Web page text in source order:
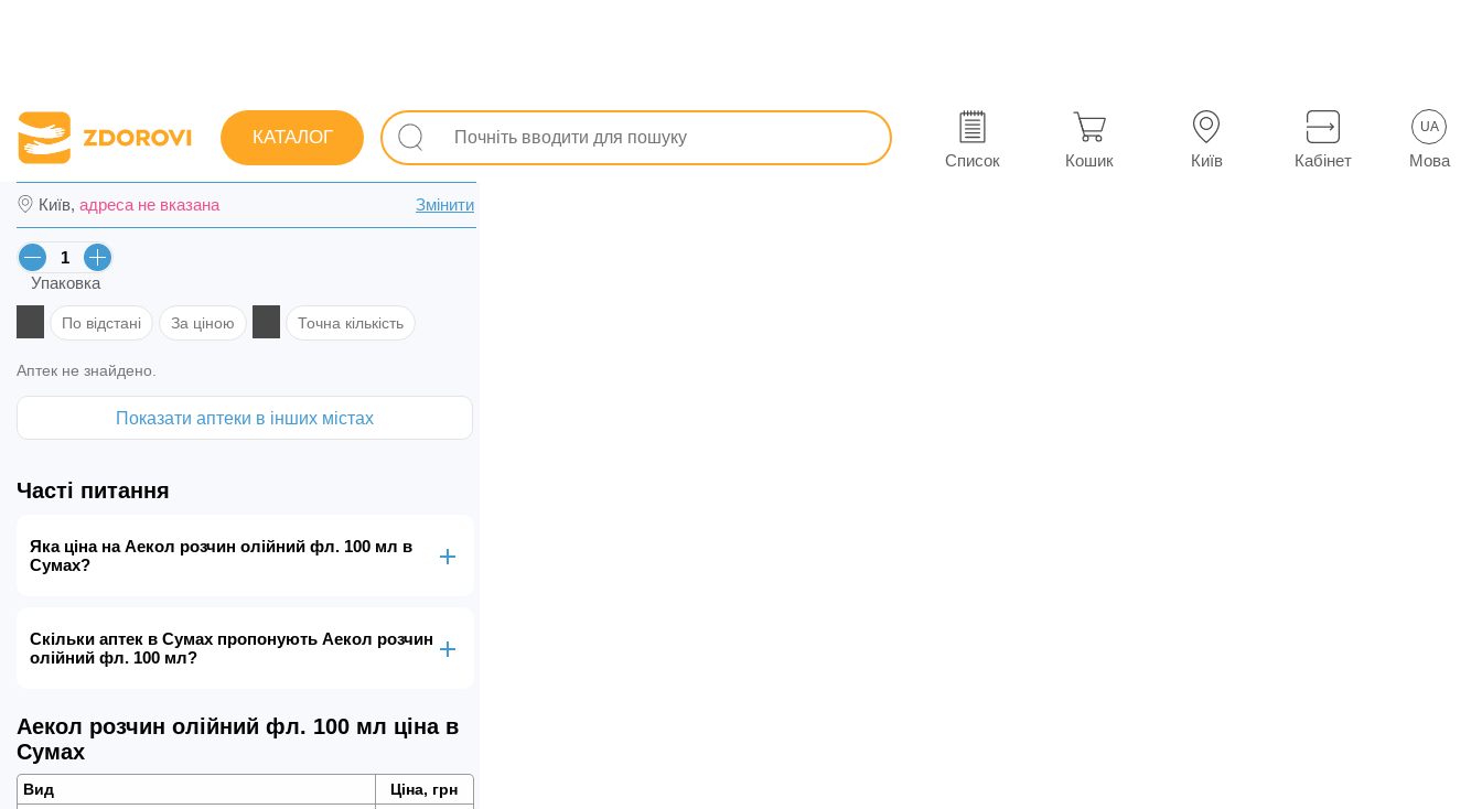
КАТАЛОГ
Список Кошик Київ Кабінет
UA
Мова
Пошук ліків Дерматологічні Ранозагоювальні Аекол розчин олійний фл. 100 мл
Аекол розчин олійний фл. 100 мл в Сумах
Київ, адреса не вказана Змінити
Упаковка
По відстані За ціною Точна кількість
Аптек не знайдено.
Показати аптеки в інших містах
Часті питання
Яка ціна на Аекол розчин олійний фл. 100 мл в
Сумах?
Скільки аптек в Сумах пропонують Аекол розчин
олійний фл. 100 мл?
Аекол розчин олійний фл. 100 мл ціна в
Сумах
Вид Ціна, грн